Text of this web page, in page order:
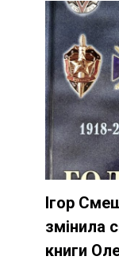
Ігор
змінила
книги